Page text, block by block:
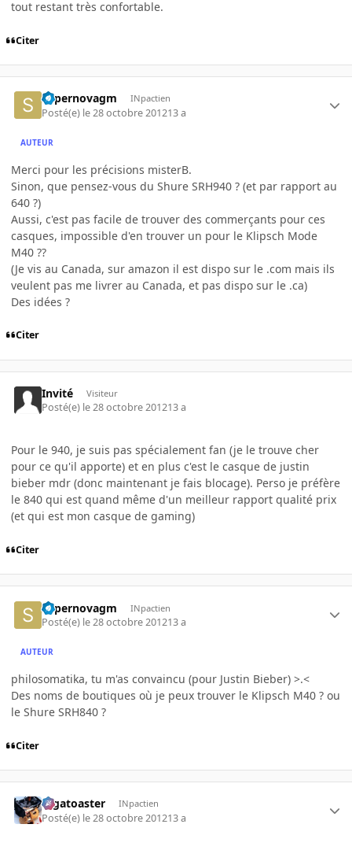
tout restant très confortable.
Citer
supernovagm INpactien
Posté(e) le 28 octobre 201213 a
AUTEUR
Merci pour les précisions misterB.
Sinon, que pensez-vous du Shure SRH940 ? (et par rapport au
640 ?)
Aussi, c'est pas facile de trouver des commerçants pour ces
casques, impossible d'en trouver un pour le Klipsch Mode
M40 ??
(Je vis au Canada, sur amazon il est dispo sur le .com mais ils
veulent pas me livrer au Canada, et pas dispo sur le .ca)
Des idées ?
Citer
Invité Visiteur
Posté(e) le 28 octobre 201213 a
Pour le 940, je suis pas spécialement fan (je le trouve cher
pour ce qu'il apporte) et en plus c'est le casque de justin
bieber mdr (donc maintenant je fais blocage). Perso je préfère
le 840 qui est quand même d'un meilleur rapport qualité prix
(et qui est mon casque de gaming)
Citer
supernovagm INpactien
Posté(e) le 28 octobre 201213 a
AUTEUR
philosomatika, tu m'as convaincu (pour Justin Bieber) >.<
Des noms de boutiques où je peux trouver le Klipsch M40 ? ou
le Shure SRH840 ?
Citer
Gigatoaster INpactien
Posté(e) le 28 octobre 201213 a